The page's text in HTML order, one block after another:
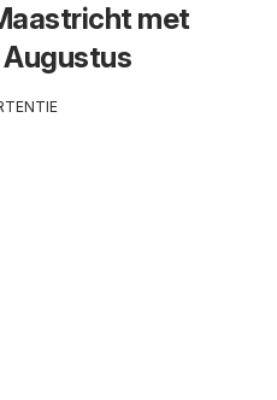
met